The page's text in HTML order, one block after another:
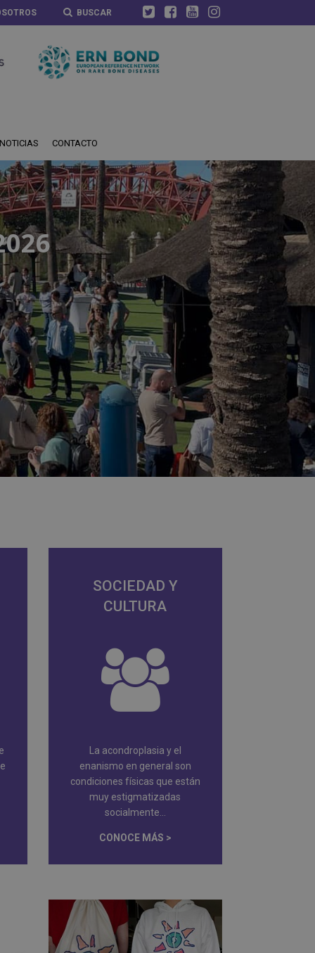
BUSCAR
NOTICIAS CONTACTO
SOCIEDAD Y
CULTURA
La acondroplasia y el
enanismo en general son
condiciones físicas que están
muy estigmatizadas
socialmente...
CONOCE MÁS >